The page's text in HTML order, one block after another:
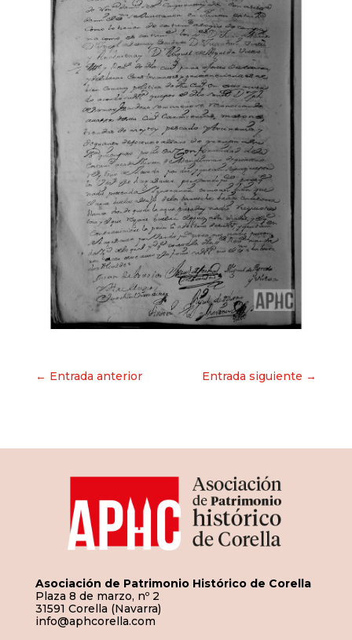
Navegación
← Entrada anterior Entrada siguiente →
Asociación de Patrimonio Histórico de Corella
Plaza 8 de marzo, nº 2
31591 Corella (Navarra)
info@aphcorella.com